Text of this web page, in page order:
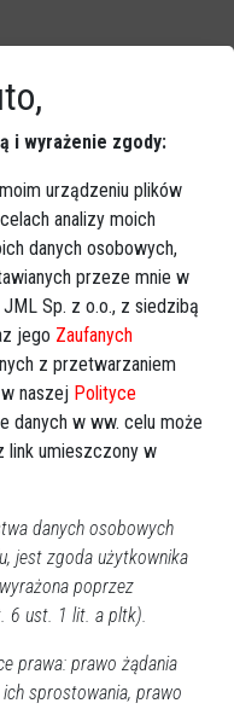
wiadomości
News
i wyrażenie zgody:
urządzeniu plików
analizy moich
danych osobowych,
przeze mnie w
Sp. z o.o., z siedzibą
jego Zaufanych
z przetwarzaniem
naszej Polityce
danych w ww. celu może
link umieszczony w
danych osobowych
jest zgoda użytkownika
poprzez
6 ust. 1 lit. a pltk).
prawa: prawo żądania
sprostowania, prawo